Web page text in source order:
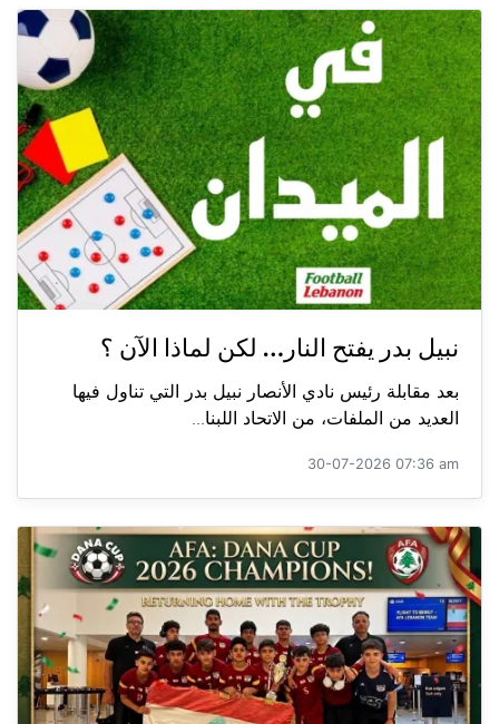
نبيل بدر يفتح النار… لكن لماذا الآن ؟
بعد مقابلة رئيس نادي الأنصار نبيل بدر التي تناول فيها
العديد من الملفات، من الاتحاد اللبنا...
30-07-2026 07:36 am